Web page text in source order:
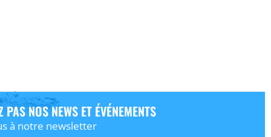
PAS NOS NEWS ET ÉVÉNEMENTS
à notre newsletter